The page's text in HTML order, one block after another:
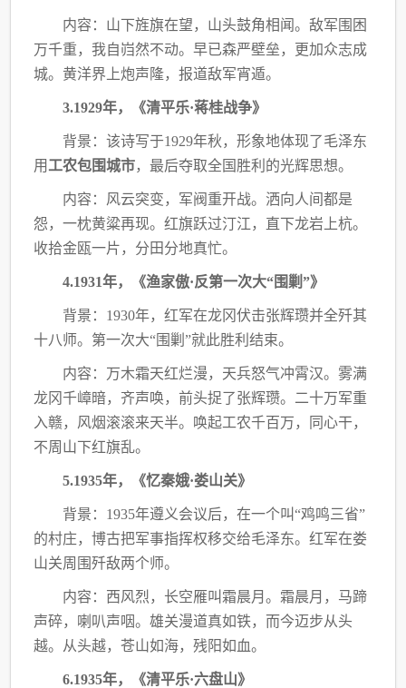
内容：山下旌旗在望，山头鼓角相闻。敌军围困
万千重，我自岿然不动。早已森严壁垒，
更加众志成
城。黄洋界上炮声隆，报道敌军宵遁。
3.1929年，《清平乐·蒋桂战争》
背景：该诗写于1929年秋，形象地体现了毛泽东
用 工农包围城市，最后夺取全国胜利的光辉思想。
内容： 风云突变，军阀重开战。洒向人间都是
怨，一枕黄粱再现。红旗跃过汀江，直下龙岩上杭。
收拾金瓯一片，分田分地真忙。
4.1931年，《渔家傲·反第一次大“围剿”》
背景： 1930年，红军在龙冈伏击张辉瓒并全歼其
十八师。第一次大“围剿”就此胜利结束。
内容：万木霜天红烂漫，天兵怒气冲霄汉。雾满
龙冈千嶂暗，齐声唤，前头捉了张辉瓒。 二十万军重
入赣，风烟滚滚来天半。唤起工农千百万，同心干，
不周山下红旗乱。
5.1935年，《忆秦娥·娄山关》
背景： 1935年遵义会议后，在一个叫“鸡鸣三省”
的村庄，博古把军事指挥权移交给毛泽东。红军在娄
山关周围歼敌两个师。
内容：西风烈，长空雁叫霜晨月。霜晨月，马蹄
声碎，喇叭声咽。雄关漫道真如铁，而今迈步从头
越。从头越，苍山如海，残阳如血。
6.1935年，《清平乐·六盘山》